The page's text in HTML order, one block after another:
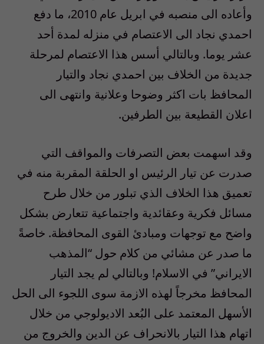
وأعاده الى منصبه في ابريل عام 2010، ما دفع
احمدي نجاد الى الاعتصام في منزله لمدة أحد
عشر يوما. وبالتالي أسس هذا الاعتصام لمرحلة
جديدة من الخلاف بين احمدي نجاد والتيار
المحافظ بات اكثر وضوحا وعلانية وانتهى الى
اعلان القطيعة بين الطرفين.
وقد اسهمت بعض التصرفات والمواقف التي
صدرت عن تيار الرئيس او الحلقة المقربة منه في
تعميق هذا الخلاف الذي تبلور من خلال طرح
مسائل فكرية وعقائدية واجتماعية تتعارض بشكل
واضح مع توجهات ومبادئ القوى المحافظة. خاصةً
ما صدر عن مشائي من كلام حول “المذهب
الايراني” في الاسلام! وبالتالي لم يجد التيار
المحافظ مخرجاً لهذه الازمة سوى اللجوء الى الحل
الأسهل المعتمد على البُعد الاديولوجي من خلال
اتهام هذا التيار بالانحراف عن الدين والخروج من